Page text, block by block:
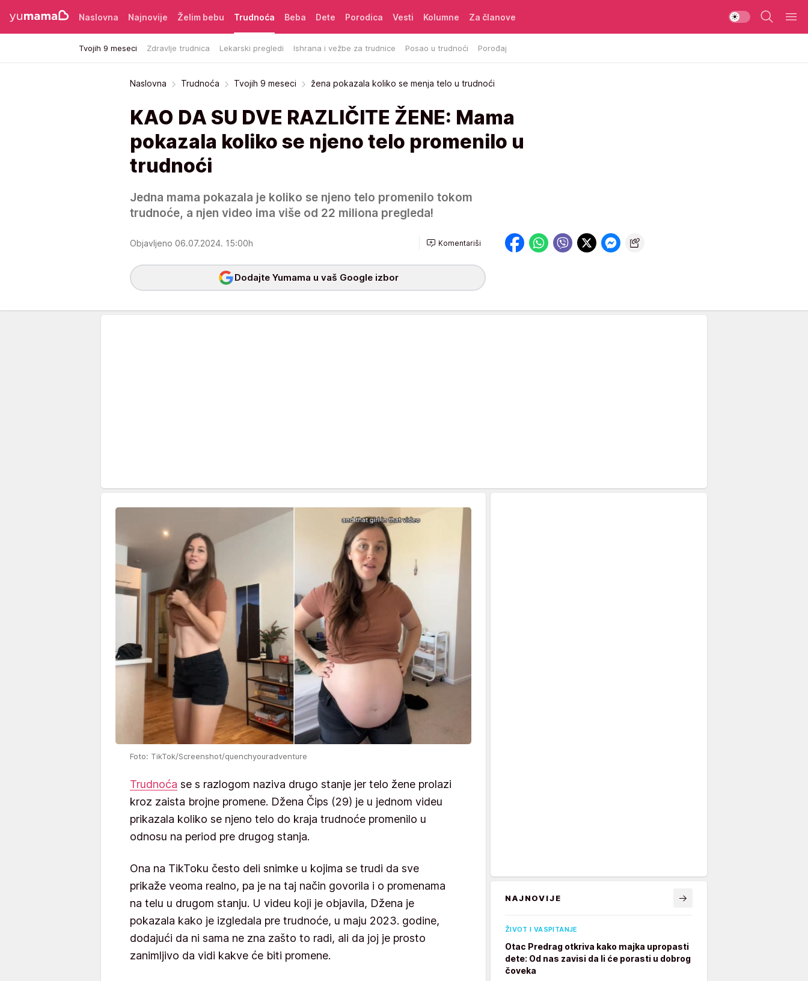
Naslovna Najnovije Želim bebu Trudnoća
Tvojih 9 meseci Zdravlje trudnica Lekarski pregledi Ishrana i vežbe za trudnice Posao u trudnoći Porođaj
Beba Dete Porodica Vesti Kolumne Za članove
Naslovna Trudnoća Tvojih 9 meseci žena pokazala koliko se menja telo u trudnoći
KAO DA SU DVE RAZLIČITE ŽENE: Mama
pokazala koliko se njeno telo promenilo u
trudnoći
Jedna mama pokazala je koliko se njeno telo promenilo tokom
trudnoće, a njen video ima više od 22 miliona pregleda!
Objavljeno 06.07.2024. 15:00h Komentariši
Dodajte Yumama u vaš Google izbor
Foto: TikTok/Screenshot/quenchyouradventure
Trudnoća se s razlogom naziva drugo stanje jer telo žene prolazi
kroz zaista brojne promene. Džena Čips (29) je u jednom videu
prikazala koliko se njeno telo do kraja trudnoće promenilo u
odnosu na period pre drugog stanja.
Ona na TikToku često deli snimke u kojima se trudi da sve
prikaže veoma realno, pa je na taj način govorila i o promenama
na telu u drugom stanju. U videu koji je objavila, Džena je
pokazala kako je izgledala pre trudnoće, u maju 2023. godine,
dodajući da ni sama ne zna zašto to radi, ali da joj je prosto
zanimljivo da vidi kakve će biti promene.
NAJNOVIJE
ŽIVOT I VASPITANJE
Otac Predrag otkriva kako majka upropasti
dete: Od nas zavisi da li će porasti u dobrog
čoveka